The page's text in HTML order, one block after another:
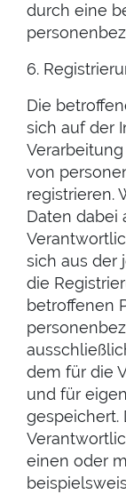
durch eine
6.
Die
sich auf der
von
registrieren.
Daten dabei
sich aus der
die
betroffenen
dem für die
und für
gespeichert.
einen oder